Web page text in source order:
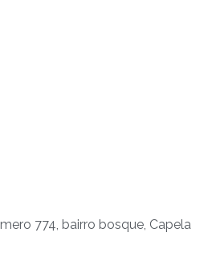
774, bairro bosque, Capela